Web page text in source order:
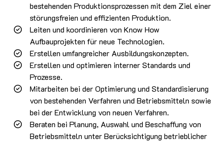
bestehenden Produktionsprozessen mit dem Ziel einer
störungsfreien und effizienten Produktion.
Leiten und koordinieren von Know How
Aufbauprojekten für neue Technologien.
Erstellen umfangreicher Ausbildungskonzepten.
Erstellen und optimieren interner Standards und
Prozesse.
Mitarbeiten bei der Optimierung und Standardisierung
von bestehenden Verfahren und Betriebsmitteln sowie
bei der Entwicklung von neuen Verfahren.
Beraten bei Planung, Auswahl und Beschaffung von
Betriebsmitteln unter Berücksichtigung betrieblicher